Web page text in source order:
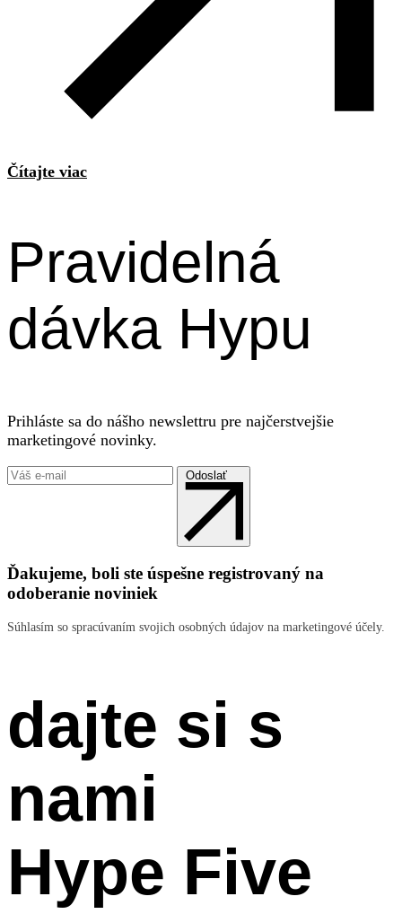
Čítajte viac
Pravidelná
dávka Hypu
Prihláste sa do nášho newslettru pre najčerstvejšie
marketingové novinky.
Odoslať
Ďakujeme, boli ste úspešne registrovaný na
odoberanie noviniek
Súhlasím so spracúvaním svojich osobných údajov na marketingové účely.
dajte si s
nami
Hype Five